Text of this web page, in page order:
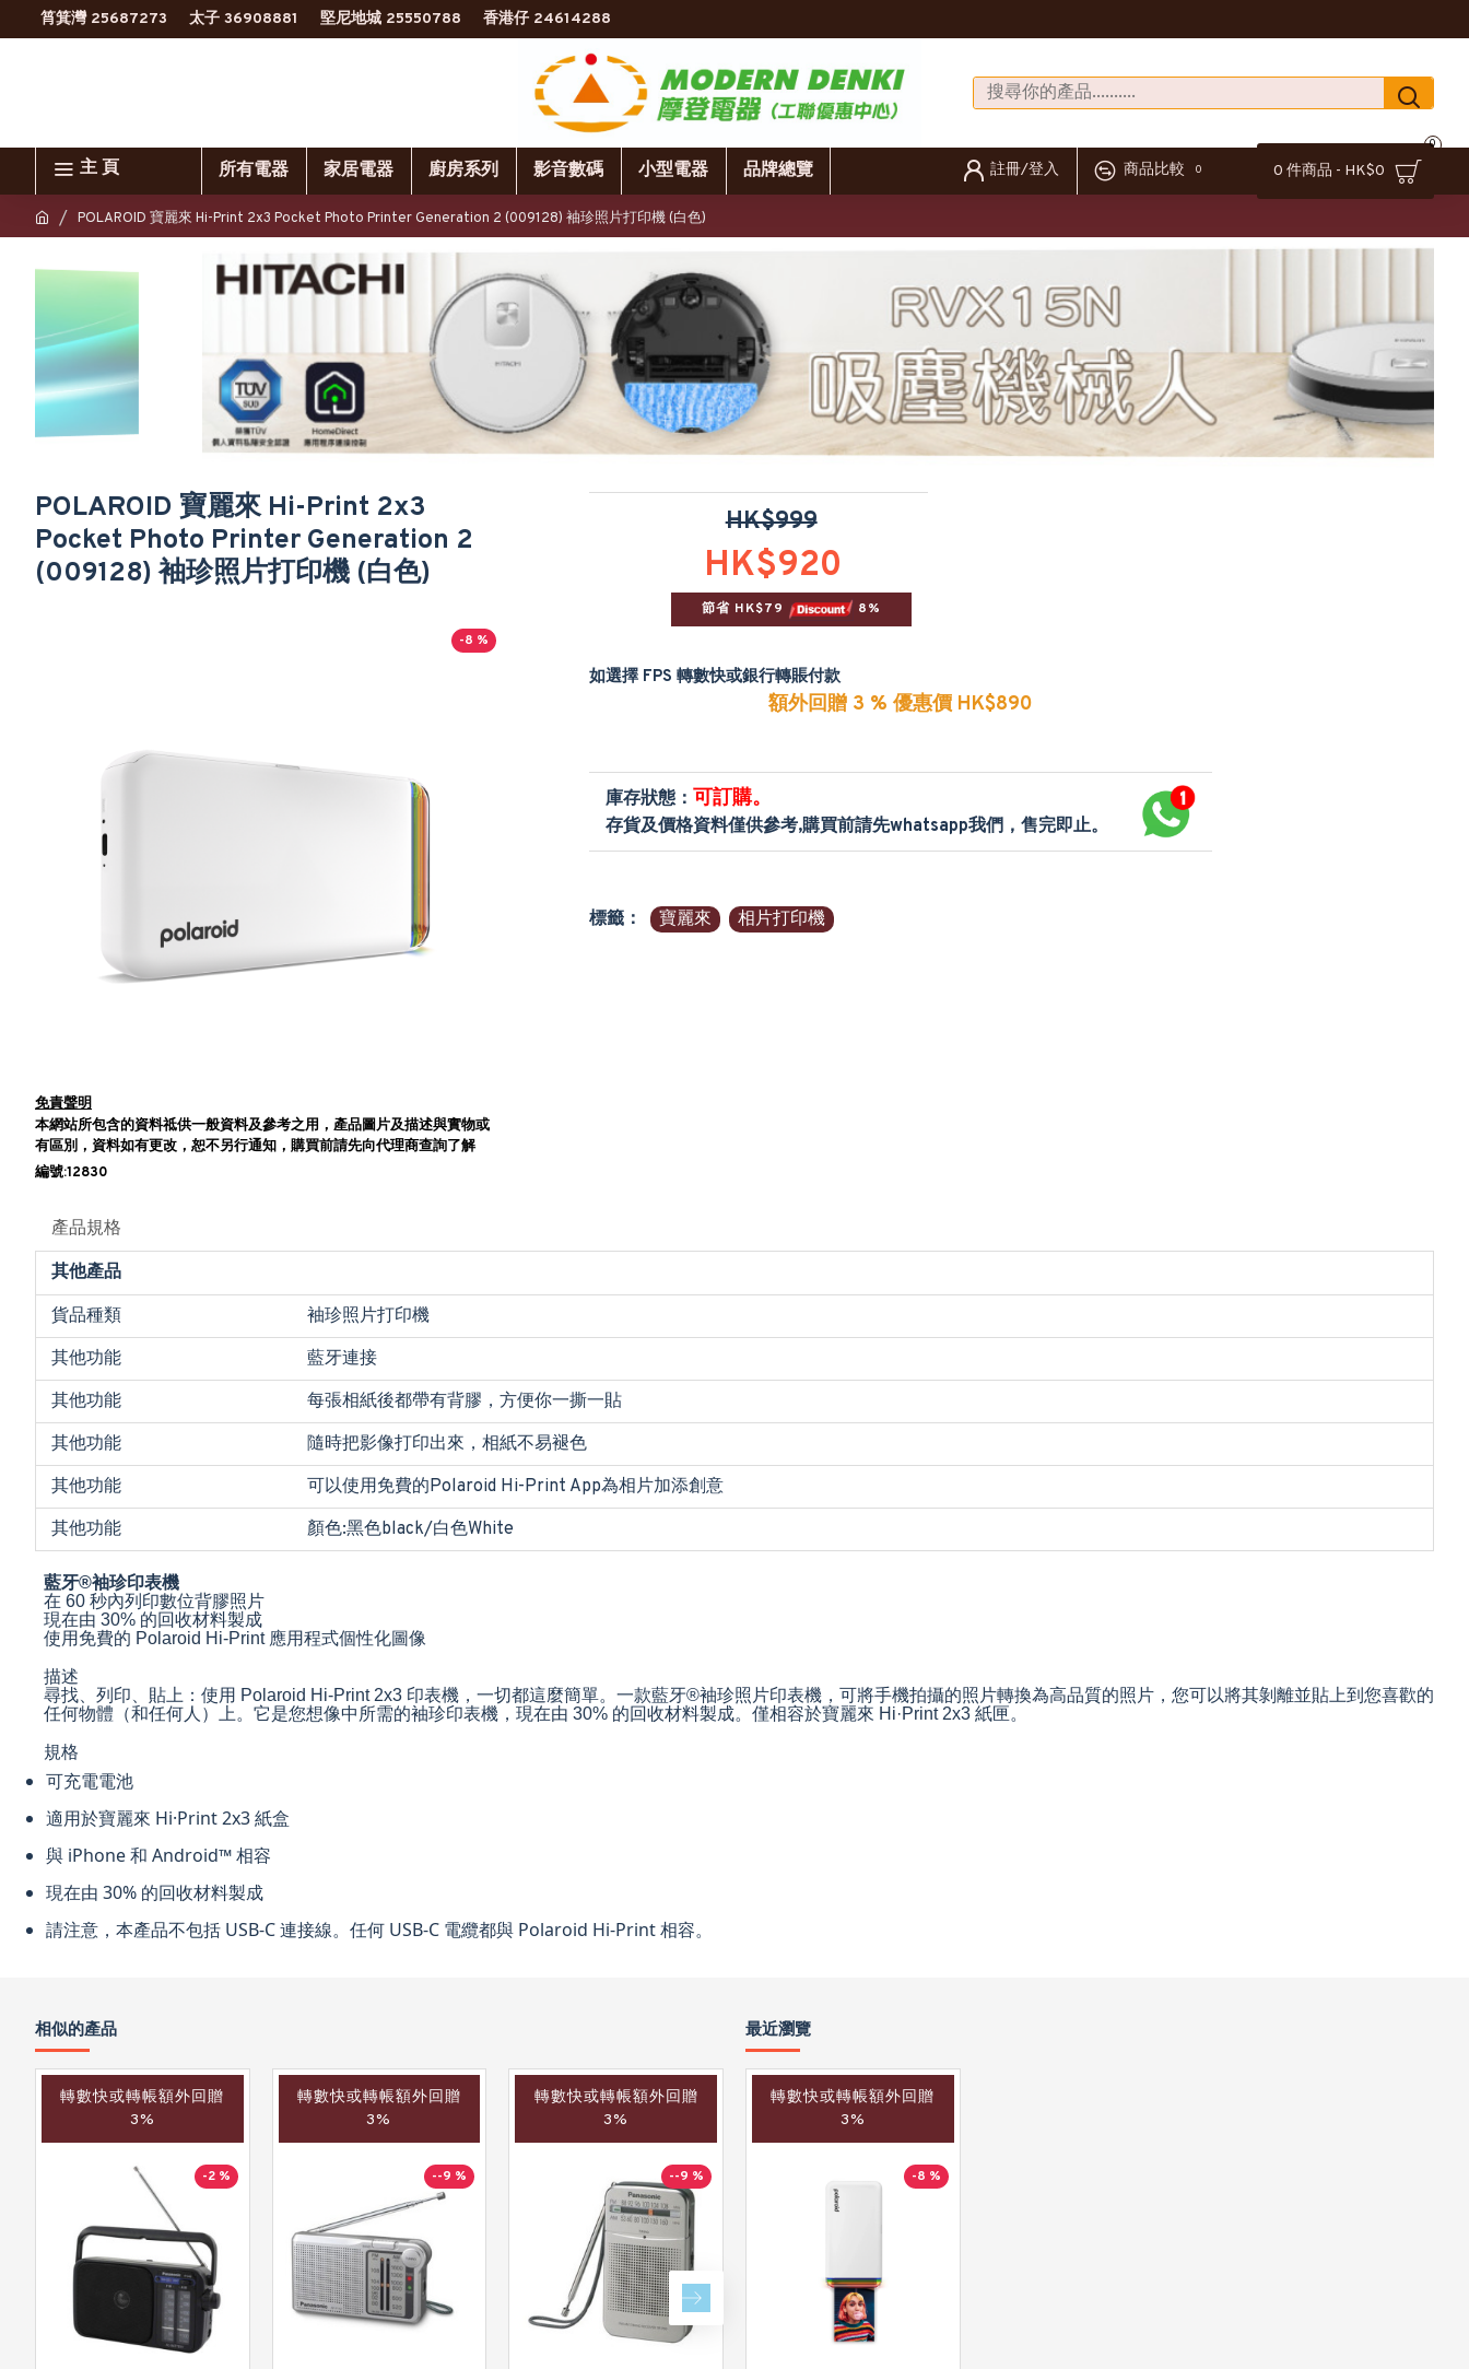
筲箕灣 25687273 太子 36908881 堅尼地城 25550788 香港仔 24614288
主 頁 所有電器 家居電器 廚房系列 影音數碼 小型電器 品牌總覽 註冊/登入 商品比較 0 0 件商品 - HK$0
0
POLAROID 寶麗來 Hi-Print 2x3 Pocket Photo Printer Generation 2 (009128) 袖珍照片打印機 (白色)
POLAROID 寶麗來 Hi-Print 2x3
Pocket Photo Printer Generation 2
(009128) 袖珍照片打印機 (白色)
-8 %
免責聲明
本網站所包含的資料祗供一般資料及參考之用，產品圖片及描述與實物或
有區別，資料如有更改，恕不另行通知，購買前請先向代理商查詢了解
編號:12830
HK$920
HK$999
節省 HK$79 8%
如選擇 FPS 轉數快或銀行轉賬付款
額外回贈 3 % 優惠價 HK$890
庫存狀態： 可訂購。
存貨及價格資料僅供參考,購買前請先whatsapp我們，售完即止。
標籤： 寶麗來 相片打印機
產品規格
其他產品
貨品種類
袖珍照片打印機
其他功能
藍牙連接
其他功能
每張相紙後都帶有背膠，方便你一撕一貼
其他功能
隨時把影像打印出來，相紙不易褪色
其他功能
可以使用免費的Polaroid Hi-Print App為相片加添創意
其他功能
顏色:黑色black/白色White
藍牙®袖珍印表機
在 60 秒內列印數位背膠照片
現在由 30% 的回收材料製成
使用免費的 Polaroid Hi-Print 應用程式個性化圖像
描述
尋找、列印、貼上：使用 Polaroid Hi-Print 2x3 印表機，一切都這麼簡單。一款藍牙®袖珍照片印表機，可將手機拍攝的照片轉換為高品質的照片，您可以將其剝離並貼上到您喜歡的
任何物體（和任何人）上。它是您想像中所需的袖珍印表機，現在由 30% 的回收材料製成。僅相容於寶麗來 Hi·Print 2x3 紙匣。
規格
可充電電池
適用於寶麗來 Hi·Print 2x3 紙盒
與 iPhone 和 Android™ 相容
現在由 30% 的回收材料製成
請注意，本產品不包括 USB-C 連接線。任何 USB-C 電纜都與 Polaroid Hi-Print 相容。
相似的產品
轉數快或轉帳額外回贈
3%
-2 %
轉數快或轉帳額外回贈
3%
--9 %
轉數快或轉帳額外回贈
3%
--9 %
轉數快或轉帳額外回贈
3%
-9 %
最近瀏覽
轉數快或轉帳額外回贈
3%
-8 %